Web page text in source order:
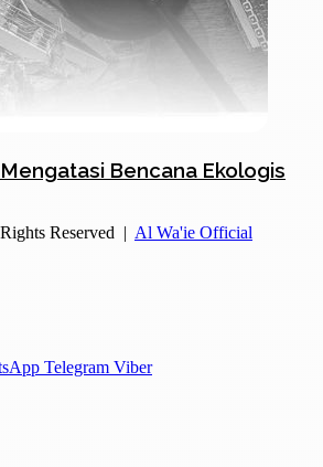
Bencana Ekologis
Reserved | Al Wa'ie Official
Telegram Viber